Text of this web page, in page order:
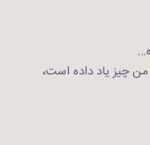
چیز یاد داده است،